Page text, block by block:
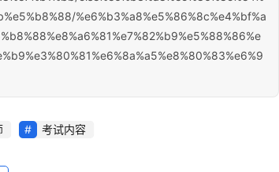
%e6%b3%a8%e5%86%8c%e4%bf%a
考试内容